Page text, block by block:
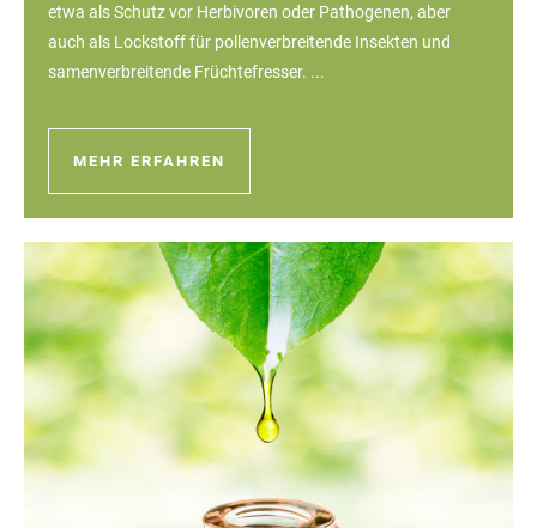
etwa als Schutz vor Herbivoren oder Pathogenen, aber
auch als Lockstoff für pollenverbreitende Insekten und
samenverbreitende Früchtefresser. ...
MEHR ERFAHREN